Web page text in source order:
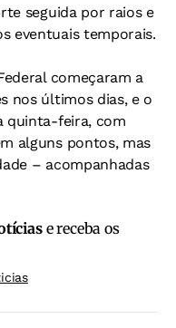
seguida por raios e
eventuais temporais.
começaram a
nos últimos dias, e o
quinta-feira, com
alguns pontos, mas
– acompanhadas
e receba os